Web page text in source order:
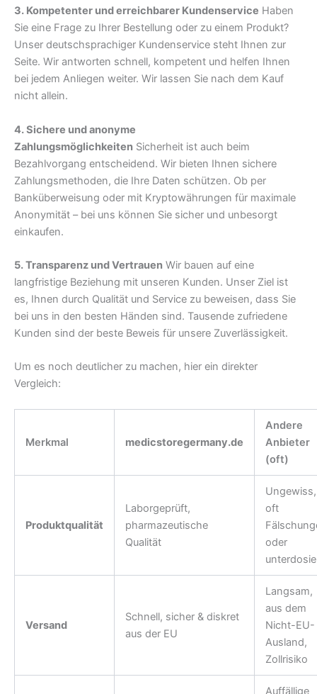
3. Kompetenter und erreichbarer Kundenservice Haben
Sie eine Frage zu Ihrer Bestellung oder zu einem Produkt?
Unser deutschsprachiger Kundenservice steht Ihnen zur
Seite. Wir antworten schnell, kompetent und helfen Ihnen
bei jedem Anliegen weiter. Wir lassen Sie nach dem Kauf
nicht allein.
4. Sichere und anonyme
Zahlungsmöglichkeiten Sicherheit ist auch beim
Bezahlvorgang entscheidend. Wir bieten Ihnen sichere
Zahlungsmethoden, die Ihre Daten schützen. Ob per
Banküberweisung oder mit Kryptowährungen für maximale
Anonymität – bei uns können Sie sicher und unbesorgt
einkaufen.
5. Transparenz und Vertrauen Wir bauen auf eine
langfristige Beziehung mit unseren Kunden. Unser Ziel ist
es, Ihnen durch Qualität und Service zu beweisen, dass Sie
bei uns in den besten Händen sind. Tausende zufriedene
Kunden sind der beste Beweis für unsere Zuverlässigkeit.
Um es noch deutlicher zu machen, hier ein direkter
Vergleich:
Merkmal medicstoregermany.de
Andere
Anbieter
(oft)
Produktqualität
Laborgeprüft,
pharmazeutische
Qualität
Ungewiss,
oft
oder
Versand
Schnell, sicher & diskret
aus der EU
Langsam,
aus dem
Nicht-EU-
Ausland,
Zollrisiko
Auffällige